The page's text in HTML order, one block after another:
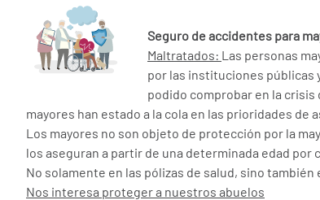
Seguro de accidentes para
Maltratados: Las personas
por las instituciones públicas
podido comprobar en la
mayores han estado a la cola en las prioridades de
Los mayores no son objeto de protección por la
los aseguran a partir de una determinada edad por
No solamente en las pólizas de salud, sino también
Nos interesa proteger a nuestros abuelos